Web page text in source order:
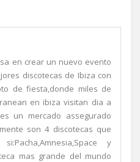
en crear un nuevo evento
discotecas de Ibiza con
de fiesta,donde miles de
en ibiza visitan dia a
un mercado assegurado
son 4 discotecas que
y
mas grande del mundo